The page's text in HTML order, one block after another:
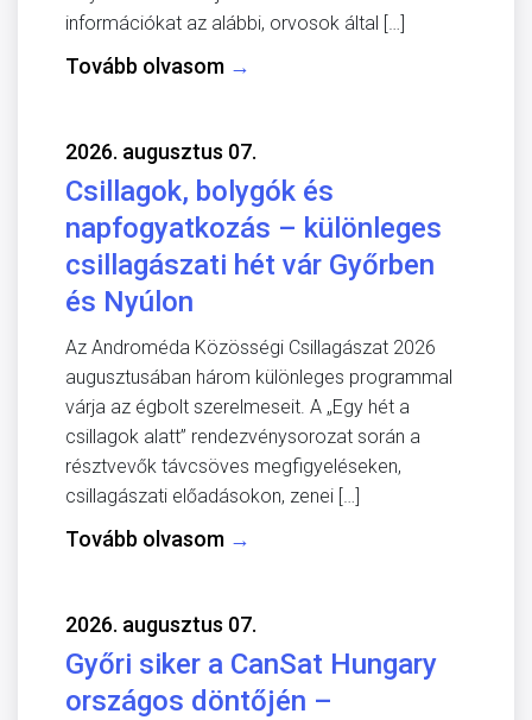
információkat az alábbi, orvosok által […]
Tovább olvasom →
2026. augusztus 07.
Csillagok, bolygók és
napfogyatkozás – különleges
csillagászati hét vár Győrben
és Nyúlon
Az Androméda Közösségi Csillagászat 2026
augusztusában három különleges programmal
várja az égbolt szerelmeseit. A „Egy hét a
csillagok alatt” rendezvénysorozat során a
résztvevők távcsöves megfigyeléseken,
csillagászati előadásokon, zenei […]
Tovább olvasom →
2026. augusztus 07.
Győri siker a CanSat Hungary
országos döntőjén –